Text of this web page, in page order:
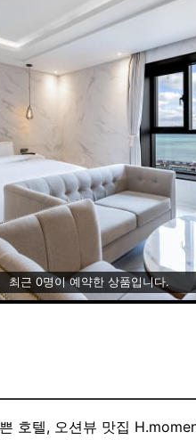
최근 0명이 예약한 상품입니다.
호텔, 오션뷰 맛집